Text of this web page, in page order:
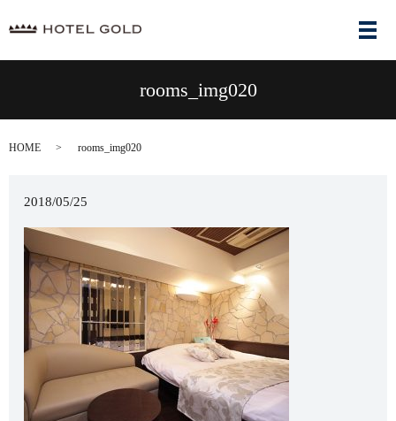
メ
rooms_img020
HOME rooms_img020
2018/05/25